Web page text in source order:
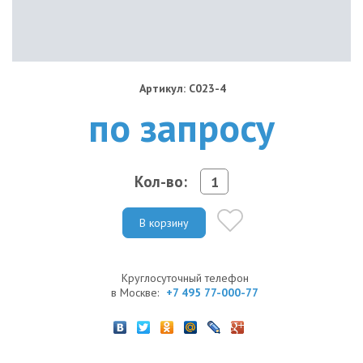
Артикул: C023-4
по запросу
Кол-во:
В корзину
Круглосуточный телефон
в Москве: +7 495 77-000-77